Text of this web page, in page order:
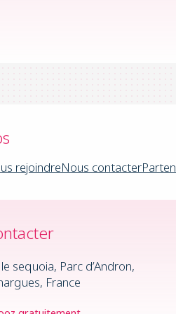
rejoindreNous contacter
sequoia, Parc d’Andron,
France